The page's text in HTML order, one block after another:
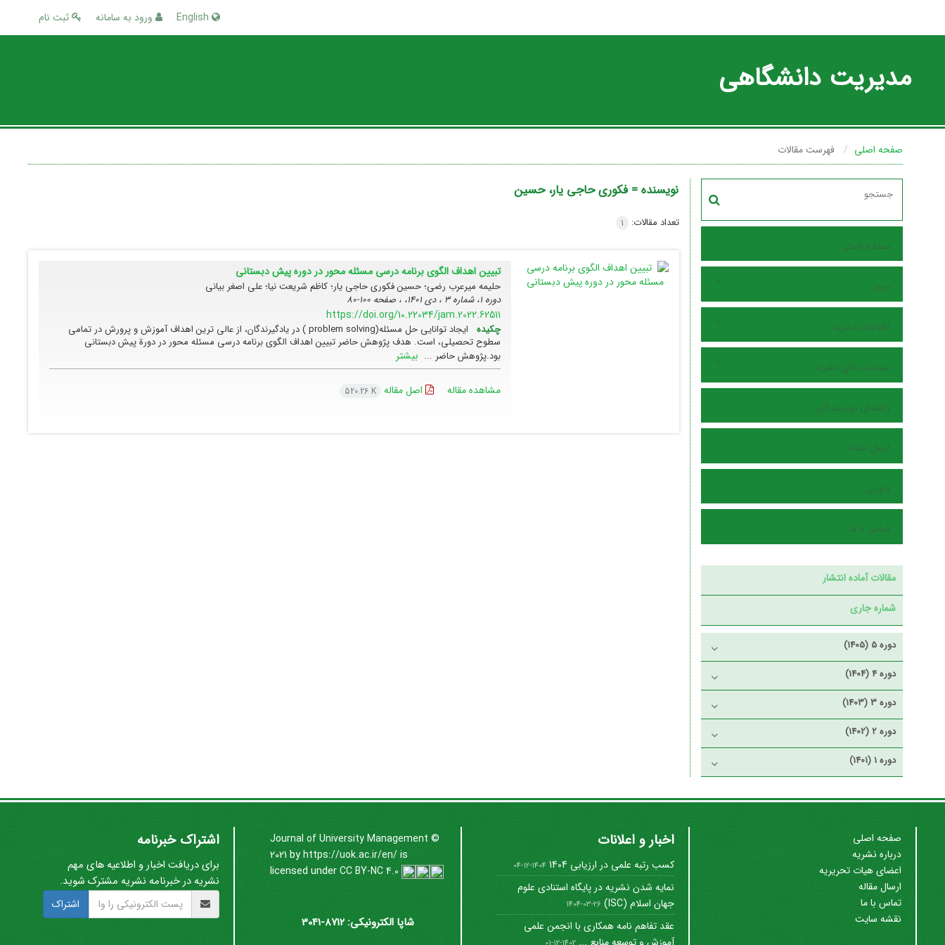
ثبت نام ورود به سامانه
مدیریت دانشگاهی
صفحه اصلی فهرست مقالات
صفحه اصلی
مرور
اطلاعات نشریه
سیاست های نشریه
راهنمای نویسندگان
ارسال مقاله
داوران
تماس با ما
مقالات آماده انتشار
شماره جاری
دوره 5 (1405)
دوره 4 (1404)
دوره 3 (1403)
دوره 2 (1402)
دوره 1 (1401)
نویسنده =فکوری حاجی یار، حسین
تعداد مقالات: 1
تبیین اهداف الگوی برنامه درسی مسئله محور در دوره پیش دبستانی
حلیمه میرعرب رضی؛ حسین فکوری حاجی یار؛ کاظم شریعت نیا؛ علی اصغر بیانی
دوره 1، شماره 3 ، دی 1401، ، صفحه
100-80
https://doi.org/10.22034/jam.2022.62511
چکیده
ایجاد توانایی حل مسئله(problem solving ) در یادگیرندگان، از عالی ترین اهداف آموزش و پرورش در تمامی
سطوح تحصیلی، است. هدف پژوهش حاضر تبیین اهداف الگوی برنامه درسی مسئله محور در دورة پیش دبستانی
بود.پژوهش حاضر ... بیشتر
مشاهده مقاله اصل مقاله 520.26 K
صفحه اصلی
درباره نشریه
اعضای هیات تحریریه
ارسال مقاله
تماس با ما
نقشه سایت
اخبار و اعلانات
کسب رتبه علمی در ارزیابی 1404 1404-12-04
نمایه شدن نشریه در پایگاه استنادی علوم
جهان اسلام (ISC)
1404-03-26
عقد تفاهم نامه همکاری با انجمن علمی
آموزش و توسعه منابع ...
Journal of University Management ©
2021 byhttps://uok.ac.ir/en/is
licensed underCC BY-NC 4.0
شاپا الکترونیکی: 8712-3041
اشتراک خبرنامه
برای دریافت اخبار و اطلاعیه های مهم
نشریه در خبرنامه نشریه مشترک شوید.
اشتراک